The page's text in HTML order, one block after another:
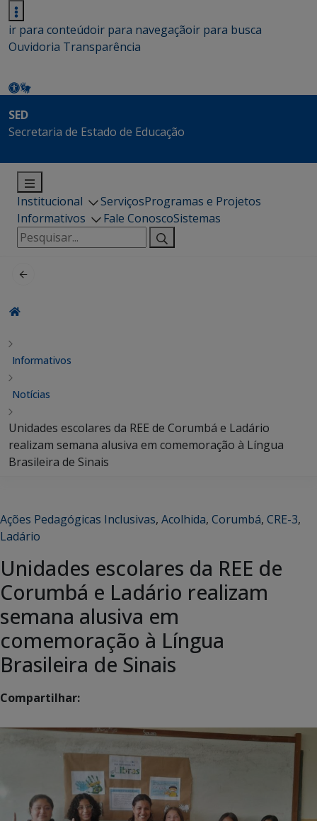
ir para conteúdoir para navegaçãoir para busca
Ouvidoria Transparência
SED
Secretaria de Estado de Educação
Institucional ServiçosProgramas e Projetos
Informativos
Fale ConoscoSistemas
Pesquisar
por:
Informativos
Notícias
Unidades escolares da REE de Corumbá e Ladário
realizam semana alusiva em comemoração à Língua
Brasileira de Sinais
Ações Pedagógicas Inclusivas, Acolhida, Corumbá, CRE-3,
Ladário
Unidades escolares da REE de
Corumbá e Ladário realizam
semana alusiva em
comemoração à Língua
Brasileira de Sinais
Compartilhar: